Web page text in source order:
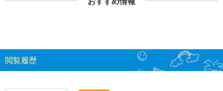
閲覧履歴